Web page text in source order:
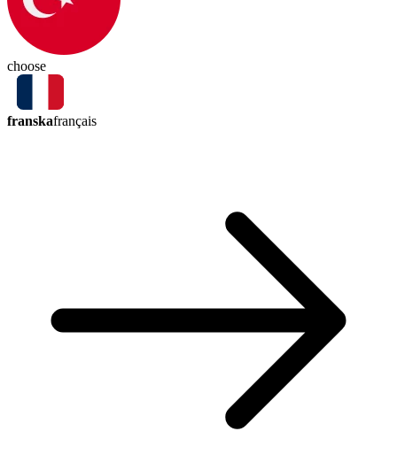
choose
franskafrançais